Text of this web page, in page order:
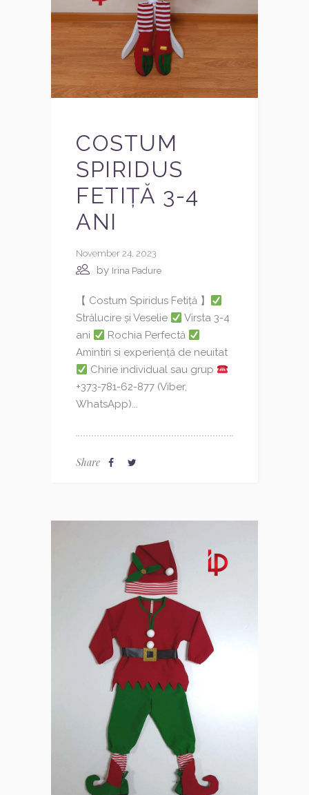
COSTUM
SPIRIDUS
FETIȚĂ 3-4
ANI
November 24, 2023
by Irina Padure
【 Costum Spiridus Fetiță 】
Strălucire și Veselie
Virsta 3-4
ani
Rochia Perfectă
Amintiri si experiență de neuitat
Chirie individual sau grup
+373-781-62-877 (Viber,
WhatsApp)...
Share